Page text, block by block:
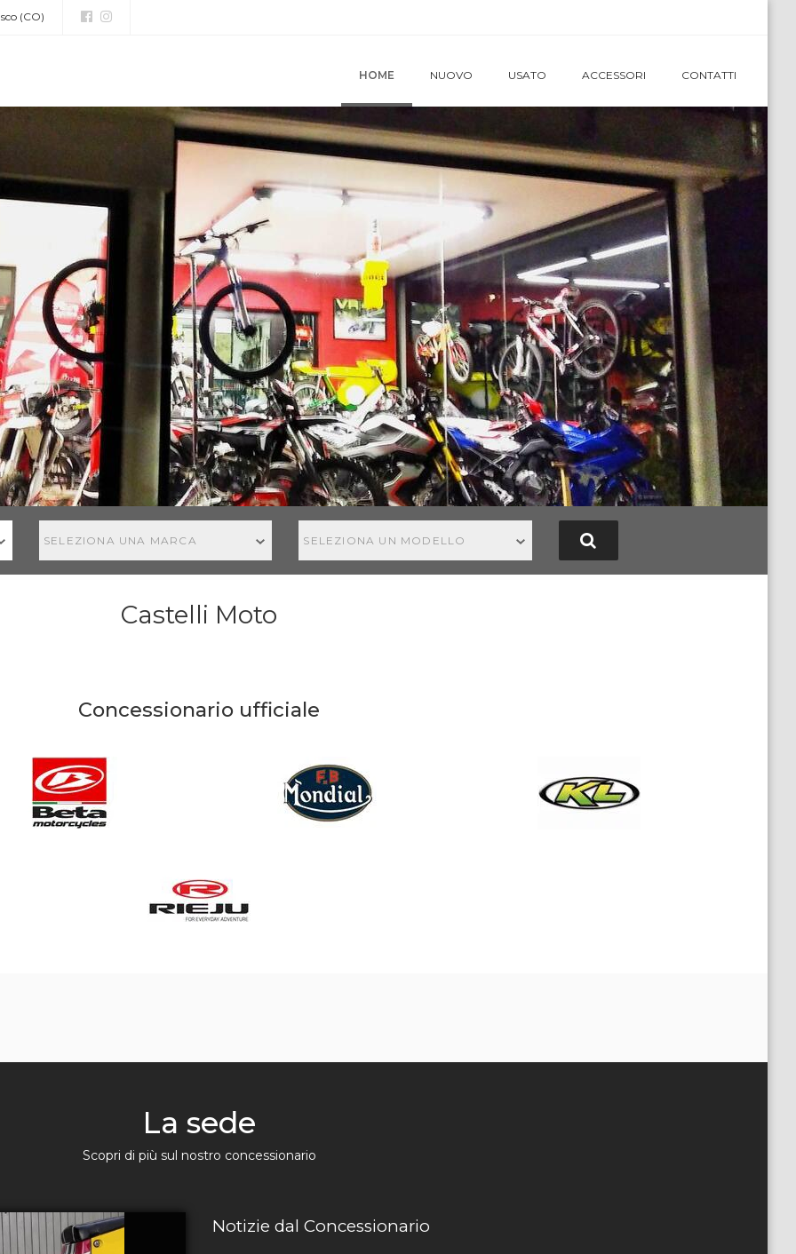
(CO)
HOME NUOVO USATO ACCESSORI CONTATTI
SELEZIONA UNA MARCA SELEZIONA UN MODELLO
Castelli Moto
Concessionario ufficiale
La sede
Scopri di più sul nostro concessionario
Notizie dal Concessionario